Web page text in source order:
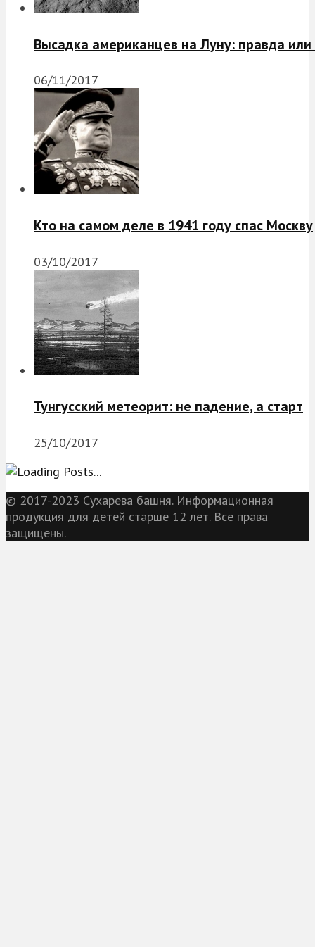
Высадка американцев на Луну: правда
06/11/2017
Кто на самом деле в 1941 году спас Москву
03/10/2017
Тунгусский метеорит: не падение, а старт
25/10/2017
© 2017-2023 Сухарева башня. Информационная
продукция для детей старше 12 лет. Все права
защищены.